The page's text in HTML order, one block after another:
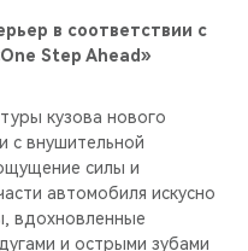
в соответствии с
Step Ahead»
кузова нового
с внушительной
силы и
автомобиля искусно
вдохновленные
и острыми зубами